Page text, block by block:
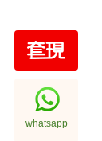
whatsapp